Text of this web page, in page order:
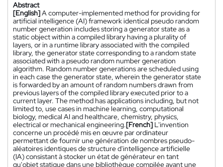
Abstract
[English]A computer-implemented method for providing for
artificial intelligence (AI) framework identical pseudo random
number generation includes storing a generator state as a
static object within a compiled library having a plurality of
layers, or in a runtime library associated with the compiled
library, the generator state corresponding to a random state
associated with a pseudo random number generation
algorithm. Random number generations are scheduled using
in each case the generator state, wherein the generator state
is forwarded by an amount of random numbers drawn from
previous layers of the compiled library executed prior to a
current layer. The method has applications including, but not
limited to, use cases in machine learning, computational
biology, medical AI and healthcare, chemistry, physics,
electrical or mechanical engineering.[French] L'invention
concerne un procédé mis en œuvre par ordinateur
permettant de fournir une génération de nombres pseudo-
aléatoires identiques de structure d'intelligence artificielle
(IA) consistant à stocker un état de générateur en tant
qu'objet statique dans une bibliothèque compilée ayant une